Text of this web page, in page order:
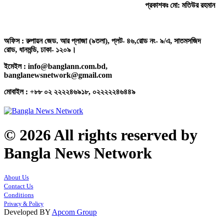
প্রকাশকঃ মো: মতিউর রহমান
অফিস : রুপায়ন জেড. আর প্লাজা (৯তলা), প্লট- ৪৬,রোড নং- ৯/এ, সাতমসজিদ
রোড, ধানমন্ডি, ঢাকা- ১২০৯।
ইমেইল : info@banglann.com.bd,
banglanewsnetwork@gmail.com
মোবাইল : +৮৮ ০২ ২২২২৪৬৯১৮, ০২২২২২৪৬৪৪৯
© 2026 All rights reserved by
Bangla News Network
About Us
Contact Us
Conditions
Privacy & Policy
Developed BY Apcom Group